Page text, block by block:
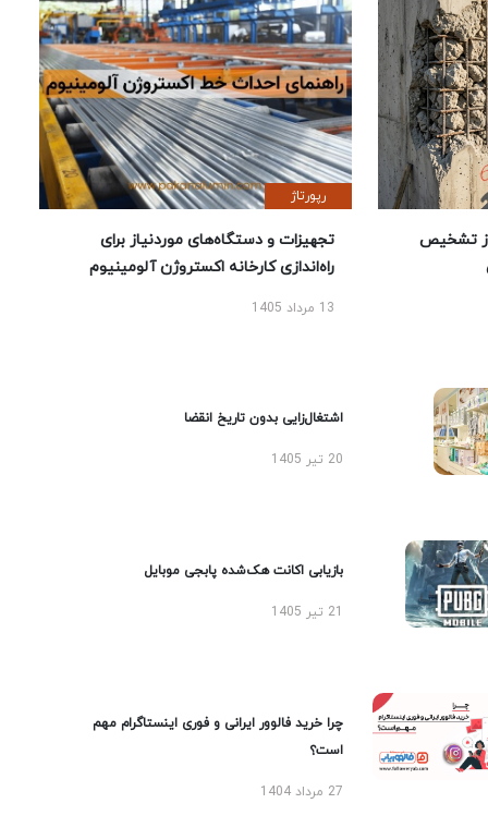
تشخیص
رپورتاژ
تجهیزات و دستگاه‌های موردنیاز برای
راه‌اندازی کارخانه اکستروژن آلومینیوم
13 مرداد 1405
اشتغال‌زایی بدون تاریخ انقضا
20 تیر 1405
بازیابی اکانت هک‌شده پابجی موبایل
چرا خرید فالوور ایرانی و فوری اینستاگرام مهم
است؟
27 مرداد 1404